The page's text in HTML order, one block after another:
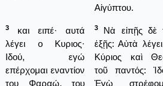
Αἰγύπτου.
3
και ειπέ· αυτά
λέγει ο Κυριος·
Ιδού, εγώ
επέρχομαι εναντίον
του Φαραώ, του
3
Νὰ εἰπῇς δὲ
ἑξῇς: Αὐτὰ
Κύριος καὶ
τοῦ παντός:
Ἐγὼ